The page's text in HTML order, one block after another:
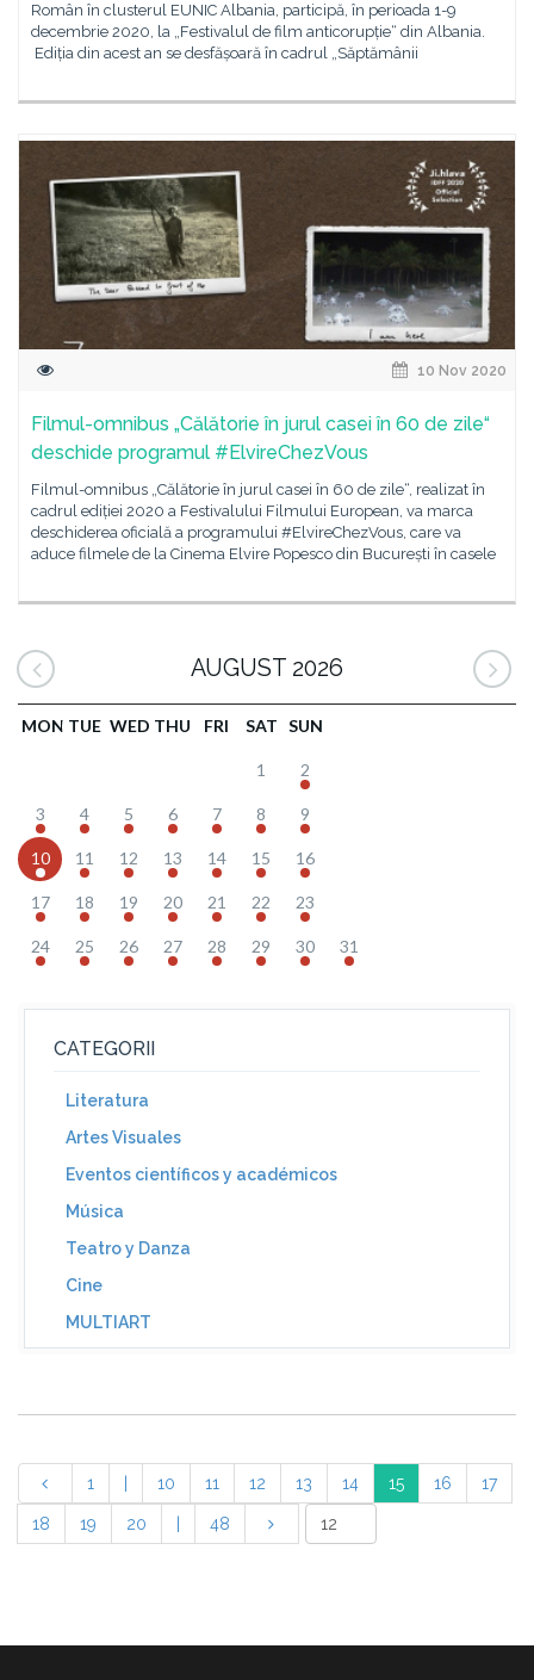
Român în clusterul EUNIC Albania, participă, în perioada 1-9
decembrie 2020, la „Festivalul de film anticorupție“ din Albania.
Ediția din acest an se desfășoară în cadrul „Săptămânii
10 Nov 2020
Filmul-omnibus „Călătorie în jurul casei în 60 de zile“
deschide programul #ElvireChezVous
Filmul-omnibus „Călătorie în jurul casei în 60 de zile“, realizat în
cadrul ediției 2020 a Festivalului Filmului European, va marca
deschiderea oficială a programului #ElvireChezVous, care va
aduce filmele de la Cinema Elvire Popesco din București în casele
AUGUST 2026
MON TUE WED THU FRI SAT SUN
1 2
3 4 5 6 7 8 9
10 11 12 13 14 15 16
17 18 19 20 21 22 23
24 25 26 27 28 29 30 31
CATEGORII
Literatura
Artes Visuales
Eventos científicos y académicos
Música
Teatro y Danza
Cine
MULTIART
1 10 11 12 13 14 15 16 17
18 19 20 48